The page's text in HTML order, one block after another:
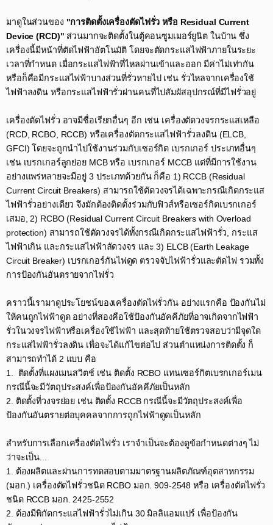
มาดูในส่วนของ "การติดตั้งเครื่องตัดไฟรั่ว หรือ Residual Current
Device (RCD)" ส่วนมากจะติดตั้งในตู้คอนซูมเมอร์ยูนิต ในบ้าน ซึ่ง
เครื่องนี้มีหน้าที่ตัดไฟฟ้าอัตโนมัติ โดยจะตัดกระแสไฟฟ้าภายในระยะ
เวลาที่กำหนด เมื่อกระแสไฟฟ้าที่ไหลผ่านเข้าและออก มีค่าไม่เท่ากัน
หรือก็คือมีกระแสไฟฟ้าบางส่วนที่รั่วหายไป เช่น รั่วไหลจากเครื่องใช้
ไฟฟ้าลงดิน หรือกระแสไฟฟ้ารั่วผ่านคนที่ไปสัมผัสอุปกรณ์ที่มีไฟรั่วอยู่ ​
เครื่องตัดไฟรั่ว อาจมีชื่อเรียกอื่นๆ อีก เช่น เครื่องตัดวงจรกระแสเหลือ
(RCD, RCBO, RCCB) หรือเครื่องตัดกระแสไฟฟ้ารั่วลงดิน (ELCB,
GFCI) โดยจะถูกนำไปใช้งานร่วมกับเซอร์กิต เบรกเกอร์ ประเภทอื่นๆ
เช่น เบรกเกอร์ลูกย่อย MCB หรือ เบรกเกอร์ MCCB แต่ที่มีการใช้งาน
อย่างแพร่หลายจะมีอยู่ 3 ประเภทด้วยกัน ก็คือ 1) RCCB (Residual
Current Circuit Breakers) สามารถใช้ตัดวงจรได้เฉพาะกรณีเกิดกระแส
ไฟฟ้ารั่วอย่างเดียว จึงมักต้องติดตั้งร่วมกับฟิวส์หรือเซอร์กิตเบรกเกอร์
เสมอ, 2) RCBO (Residual Current Circuit Breakers with Overload
protection) สามารถใช้ตัดวงจรได้ทั้งกรณีเกิดกระแสไฟฟ้ารั่ว, กระแส
ไฟฟ้าเกิน และกระแสไฟฟ้าลัดวงจร และ 3) ELCB (Earth Leakage
Circuit Breaker) เบรกเกอร์กันไฟดูด ตรวจจับไฟฟ้ารั่วและตัดไฟ รวมทั้ง
การป้องกันอันตรายจากไฟรั่ว​
คราวนี้เรามาดูประโยชน์ของเครื่องตัดไฟรั่วกัน อย่างแรกคือ ป้องกันไม่
ให้คนถูกไฟฟ้าดูด อย่างที่สองคือใช้ป้องกันอัคคีภัยที่อาจเกิดจากไฟฟ้า
รั่วในวงจรไฟฟ้าหรือเครื่องใช้ไฟฟ้า และสุดท้ายใช้ตรวจสอบว่ามีจุดใด
กระแสไฟฟ้ารั่วลงดิน เพื่อจะได้แก้ไขต่อไป ส่วนตำแหน่งการติดตั้ง ก็
สามารถทำได้ 2 แบบ คือ​
1. ติดตั้งที่แผงเมนสวิตช์ เช่น ติดตั้ง RCBO แทนเซอร์กิตเบรกเกอร์เมน
กรณีนี้จะมีวัตถุประสงค์เพื่อป้องกันอัคคีภัยเป็นหลัก​
2. ติดตั้งที่วงจรย่อย เช่น ติดตั้ง RCCB กรณีนี้จะมีวัตถุประสงค์เพื่อ
ป้องกันอันตรายต่อบุคคลจากการถูกไฟฟ้าดูดเป็นหลัก​
สำหรับการเลือกเครื่องตัดไฟรั่ว เราจำเป็นจะต้องดูข้อกำหนดต่างๆ ไม่
ว่าจะเป็น...​
1. ต้องผลิตและผ่านการทดสอบตามมาตรฐานผลิตภัณฑ์อุตสาหกรรม
(มอก.) เครื่องตัดไฟรั่วชนิด RCBO มอก. 909-2548 หรือ เครื่องตัดไฟรั่ว
ชนิด RCCB มอก. 2425-2552​
2. ต้องมีพิกัดกระแสไฟฟ้ารั่วไม่เกิน 30 มิลลิแอมแปร์ เพื่อป้องกัน